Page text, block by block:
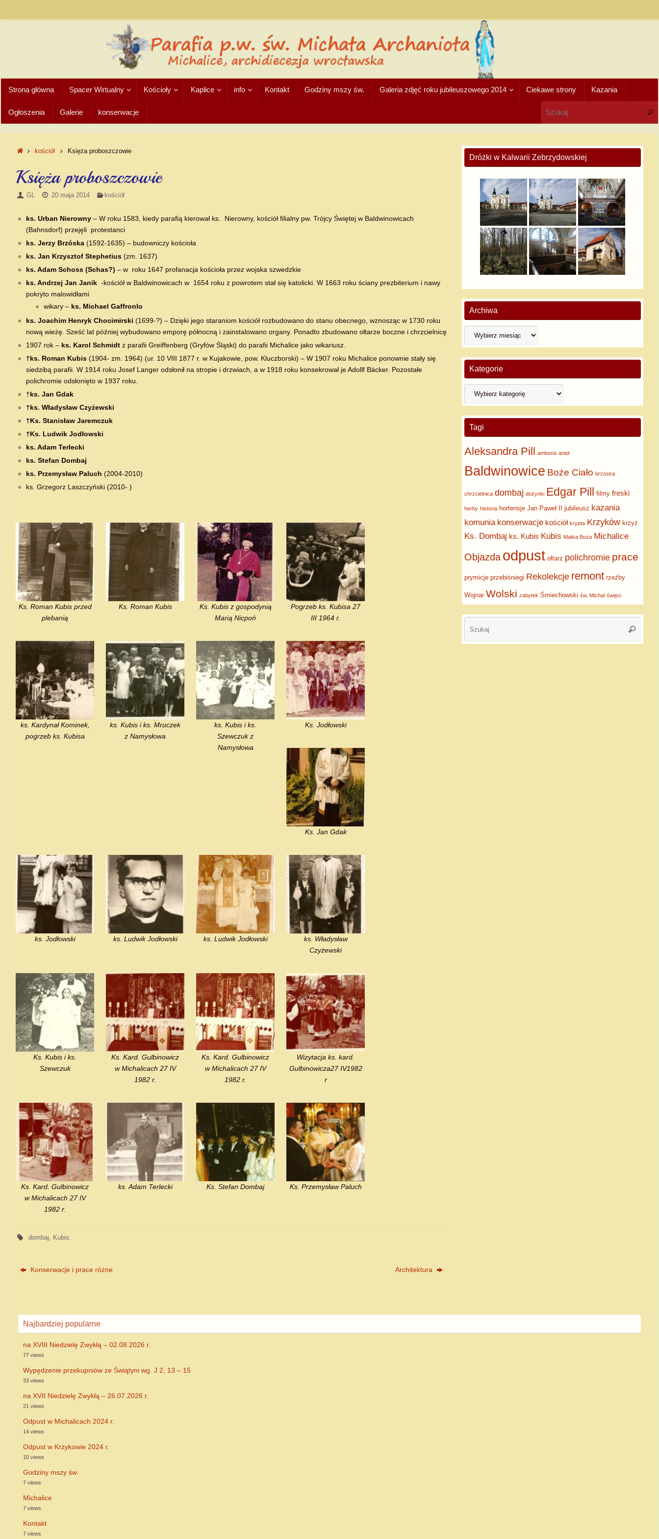
Strona główna Spacer Wirtualny Kościoły Kaplice info Kontakt Godziny mszy św. Galeria zdjęć roku jubileuszowego 2014 Ciekawe strony Kazania
Ogłoszenia Galerie konserwacje
kościół Księża proboszczowie
Księża proboszczowie
GL 20 maja 2014 kościół
ks. Urban Nierowny – W roku 1583, kiedy paraﬁą kierował ks. Nierowny, kościół filialny pw. Trójcy Świętej w Baldwinowicach
(Bahnsdorf) przejęli protestanci
ks. Jerzy Brzóska (1592-1635) – budowniczy kościoła
ks. Jan Krzysztof Stephetius (zm. 1637)
ks. Adam Schoss (Schas?) – w roku 1647 profanacja kościoła przez wojska szwedzkie
ks. Andrzej Jan Janik -kościół w Baldwinowicach w 1654 roku z powrotem stał się katolicki. W 1663 roku ściany prezbiterium i nawy
pokryto malowidłami
wikary – ks. Michael Gaffronlo
ks. Joachim Henryk Chocimirski (1699-?) – Dzięki jego staraniom kościół rozbudowano do stanu obecnego, wznosząc w 1730 roku
nową wieżę. Sześć lat później wybudowano emporę północną i zainstalowano organy. Ponadto zbudowano ołtarze boczne i chrzcielnicę
1907 rok – ks. Karol Schmidt z parafii Greiffenberg (Gryfów Śląski) do parafii Michalice jako wikariusz.
†ks. Roman Kubis (1904- zm. 1964) (ur. 10 VIII 1877 r. w Kujakowie, pow. Kluczborski) – W 1907 roku Michalice ponownie stały się
siedzibą parafii. W 1914 roku Josef Langer odsłonił na stropie i drzwiach, a w 1918 roku konsekrował je Adollf Bäcker. Pozostałe
polichromie odsłonięto w 1937 roku.
†ks. Jan Gdak
†ks. Władysław Czyżewski
†Ks. Stanisław Jaremczuk
†Ks. Ludwik Jodłowski
ks. Adam Terlecki
ks. Stefan Dombaj
ks. Przemysław Paluch (2004-2010)
ks. Grzegorz Laszczyński (2010- )
Ks. Roman Kubis przed
plebanią
Ks. Roman Kubis
Ks. Kubis z gospodynią
Marią Nicpoń
Pogrzeb ks. Kubisa 27
III 1964 r.
ks. Kardynał Kominek,
pogrzeb ks. Kubisa
ks. Kubis i ks. Mruczek
z Namysłowa
ks. Kubis i ks.
Szewczuk z
Namysłowa
Ks. Jodłowski
Ks. Jan Gdak
ks. Jodłowski ks. Ludwik Jodłowski ks. Ludwik Jodłowski
ks. Władysław
Czyżewski
Ks. Kubis i ks.
Szewczuk
Ks. Kard. Gulbinowicz
w Michalicach 27 IV
1982 r.
Ks. Kard. Gulbinowicz
w Michalicach 27 IV
1982 r.
Wizytacja ks. kard.
Gulbinowicza27 IV1982
r
Ks. Kard. Gulbinowicz
w Michalicach 27 IV
1982 r.
ks. Adam Terlecki Ks. Stefan Dombaj Ks. Przemysław Paluch
dombaj, Kubis.
Konserwacje i prace różne Architektura
Dróżki w Kalwarii Zebrzydowskiej
Archiwa
Kategorie
Tagi
Aleksandra Pill ambona anioł
Baldwinowice Boże Ciało brzoska
chrzcielnica dombaj dożynki Edgar Pill filmy freski
herby historia hortensje Jan Paweł II jubileusz kazania
komunia konserwacje kościół krypta Krzyków krzyż
Ks. Dombaj ks. Kubis Kubis Matka Boża Michalice
Objazda odpust ołtarz polichromie prace
prymicje przebiśniegi Rekolekcje remont rzeźby
Wojnar Wolski zabytek Śmiechowski św. Michał święci
Najbardziej popularne
na XVIII Niedzielę Zwykłą – 02.08.2026 r.
77 views
Wypędzenie przekupniów ze Świątyni wg. J 2, 13 – 15
33 views
na XVII Niedzielę Zwykłą – 26.07.2026 r.
21 views
Odpust w Michalicach 2024 r.
14 views
Odpust w Krzykowie 2024 r.
10 views
Godziny mszy św.
7 views
Michalice
7 views
Kontakt
7 views